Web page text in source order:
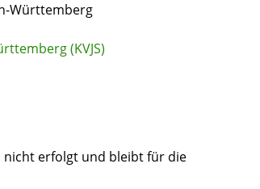
Württemberg
(KVJS)
nicht erfolgt und bleibt für die